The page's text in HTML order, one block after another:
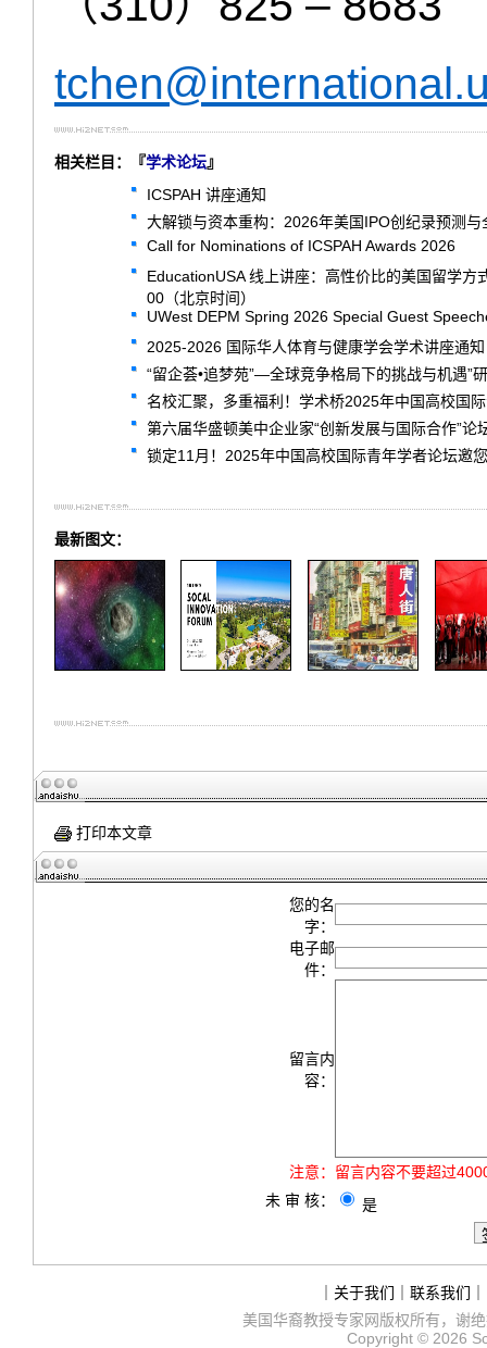
相关栏目：『学术论坛』
ICSPAH 讲座通知
大解锁与资本重构：2026年美国IPO创纪录预测
Call for Nominations of ICSPAH Awards 2026
EducationUSA 线上讲座：高性价比的美国留学
00（北京时间）
UWest DEPM Spring 2026 Special Guest
2025-2026 国际华人体育与健康学会学术讲座通知
“留企荟•追梦苑”—全球竞争格局下的挑战与机遇”
名校汇聚，多重福利！学术桥2025年中国高校国
第六届华盛顿美中企业家“创新发展与国际合作”论
锁定11月！2025年中国高校国际青年学者论坛邀
最新图文：
打印本文章
您的名
字：
电子邮
件：
留言内
容：
注意： 留言内容不要超过
未 审 核：
是
关于我们 联系我们
美国华裔教授专家网版权所有，谢
Copyright © 2026